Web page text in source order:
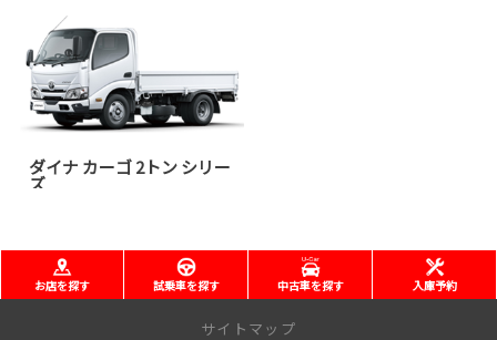
ダイナ カーゴ 2トン シリー
ズ
お店を探す 試乗車を探す 中古車を探す 入庫予約
サイトマップ